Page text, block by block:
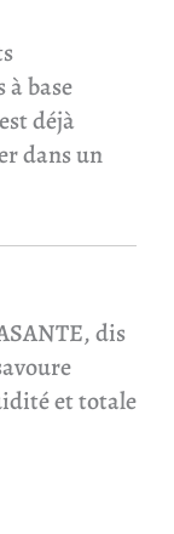
base
déjà
dans un
dis
et totale